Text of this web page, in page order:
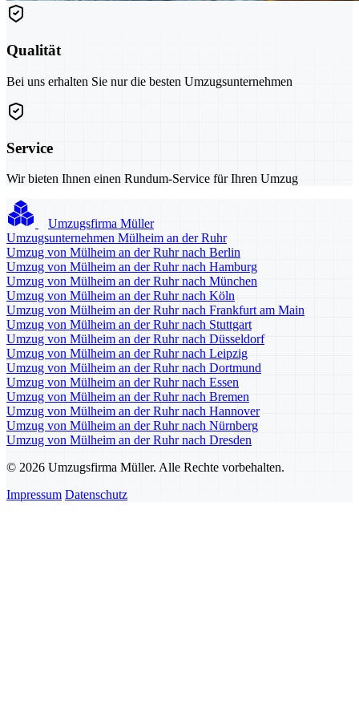
Qualität
Bei uns erhalten Sie nur die besten Umzugsunternehmen
Service
Wir bieten Ihnen einen Rundum-Service für Ihren Umzug
Umzugsfirma Müller
Umzugsunternehmen Mülheim an der Ruhr
Umzug von Mülheim an der Ruhr nach Berlin
Umzug von Mülheim an der Ruhr nach Hamburg
Umzug von Mülheim an der Ruhr nach München
Umzug von Mülheim an der Ruhr nach Köln
Umzug von Mülheim an der Ruhr nach Frankfurt am Main
Umzug von Mülheim an der Ruhr nach Stuttgart
Umzug von Mülheim an der Ruhr nach Düsseldorf
Umzug von Mülheim an der Ruhr nach Leipzig
Umzug von Mülheim an der Ruhr nach Dortmund
Umzug von Mülheim an der Ruhr nach Essen
Umzug von Mülheim an der Ruhr nach Bremen
Umzug von Mülheim an der Ruhr nach Hannover
Umzug von Mülheim an der Ruhr nach Nürnberg
Umzug von Mülheim an der Ruhr nach Dresden
© 2026 Umzugsfirma Müller. Alle Rechte vorbehalten.
Impressum Datenschutz